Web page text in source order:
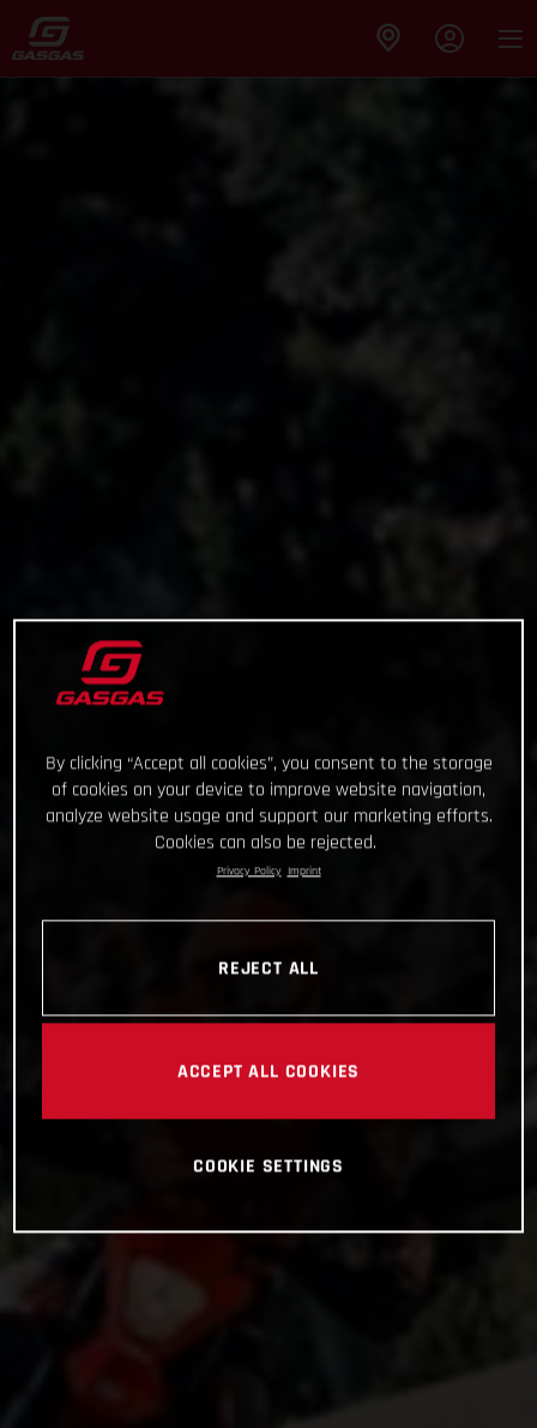
By clicking “Accept all cookies”, you consent to the storage
of cookies on your device to improve website navigation,
analyze website usage and support our marketing efforts.
Cookies can also be rejected.
Privacy Policy Imprint
REJECT ALL
ACCEPT ALL COOKIES
COOKIE SETTINGS